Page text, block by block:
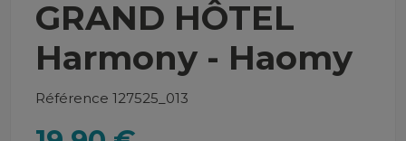
GRAND HÔTEL
Harmony - Haomy
Référence 127525_013